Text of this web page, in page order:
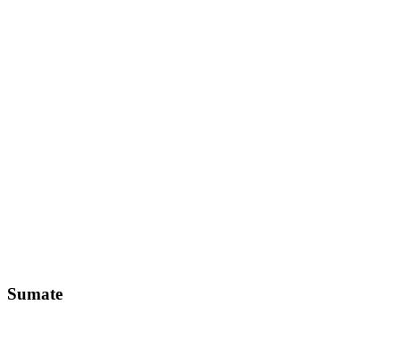
Sumate